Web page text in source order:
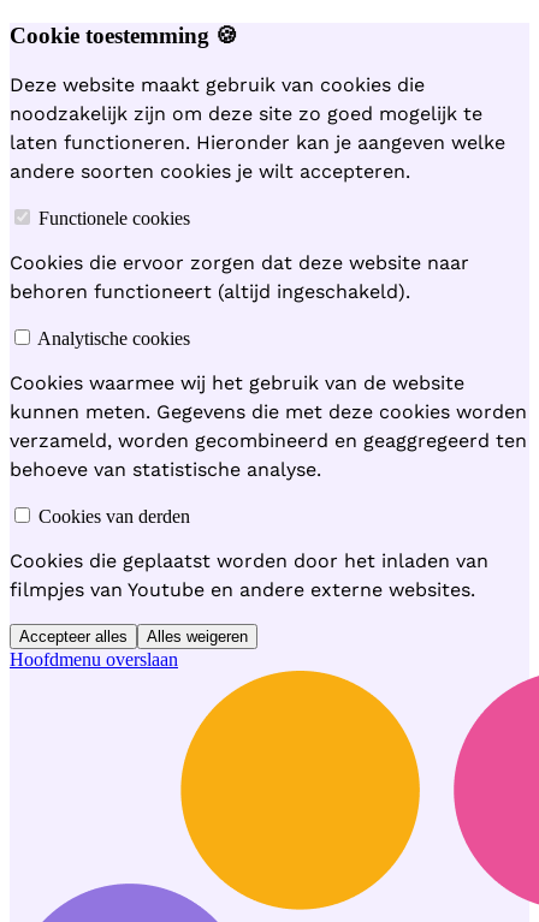
Cookie toestemming 🍪
Deze website maakt gebruik van cookies die
noodzakelijk zijn om deze site zo goed mogelijk te
laten functioneren. Hieronder kan je aangeven welke
andere soorten cookies je wilt accepteren.
Functionele cookies
Cookies die ervoor zorgen dat deze website naar
behoren functioneert (altijd ingeschakeld).
Analytische cookies
Cookies waarmee wij het gebruik van de website
kunnen meten. Gegevens die met deze cookies worden
verzameld, worden gecombineerd en geaggregeerd ten
behoeve van statistische analyse.
Cookies van derden
Cookies die geplaatst worden door het inladen van
filmpjes van Youtube en andere externe websites.
Accepteer alles Alles weigeren
Hoofdmenu overslaan